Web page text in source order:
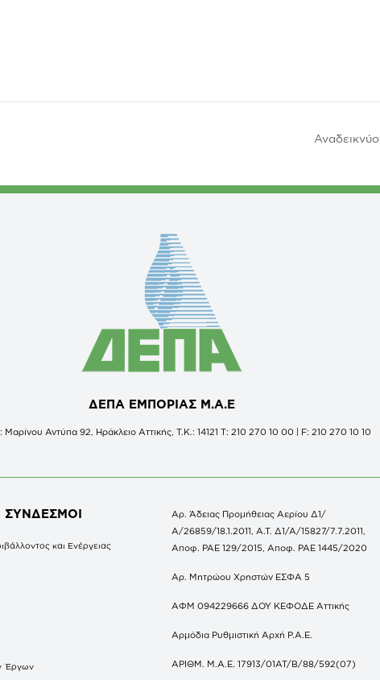
ΔΕΠΑ ΕΜΠΟΡΙΑΣ Μ.Α.Ε
Μαρίνου Αντύπα 92, Ηράκλειο Αττικής, Τ.Κ.: 14121 Τ: 210 270 10 00 | F: 210 270 10 10
ΣΥΝΔΕΣΜΟΙ
και Ενέργειας
Έργων
Αρ. Άδειας Προμήθειας Αερίου Δ1/
Α/26859/18.1.2011, Α.Τ. Δ1/Α/15827/7.7.2011,
Αποφ. ΡΑΕ 129/2015, Αποφ. ΡΑΕ 1445/2020
Αρ. Μητρώου Χρηστών ΕΣΦΑ 5
ΑΦΜ 094229666 ΔΟΥ ΚΕΦΟΔΕ Αττικής
Αρμόδια Ρυθμιστική Αρχή Ρ.Α.Ε.
ΑΡΙΘΜ. Μ.Α.Ε. 17913/01ΑΤ/Β/88/592(07)